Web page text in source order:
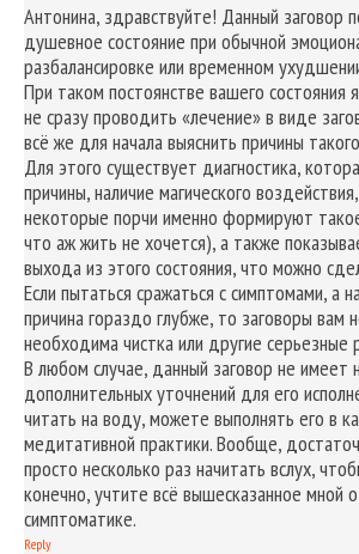
Антонина, здравствуйте! Данный заговор
душевное состояние при обычной
разбалансировке или временном
При таком постоянстве вашего
не сразу проводить «лечение» в виде
всё же для начала выяснить причины
Для этого существует диагностика,
причины, наличие магического
некоторые порчи именно формируют
что аж жить не хочется), а также
выхода из этого состояния, что можно
Если пытаться сражаться с симптомами, а
причина гораздо глубже, то заговоры вам
необходима чистка или другие серьезные
В любом случае, данный заговор не имеет
дополнительных уточнений для его
читать на воду, можете выполнять его в
медитативной практики. Вообще,
просто несколько раз начитать вслух,
конечно, учтите всё вышесказанное мной
симптоматике.
Reply